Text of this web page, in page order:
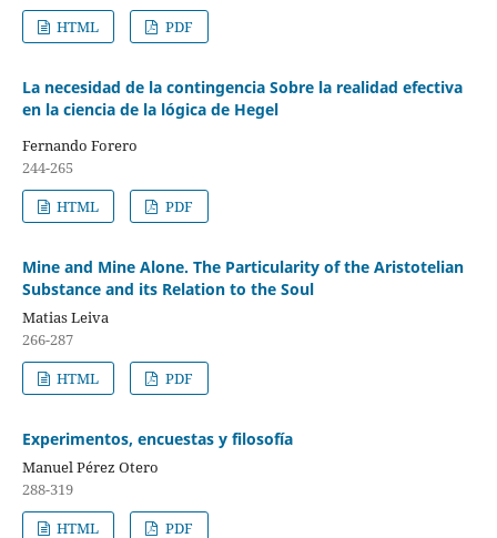
HTML
PDF
La necesidad de la contingencia Sobre la realidad efectiva
en la ciencia de la lógica de Hegel
Fernando Forero
244-265
HTML
PDF
Mine and Mine Alone. The Particularity of the Aristotelian
Substance and its Relation to the Soul
Matias Leiva
266-287
HTML
PDF
Experimentos, encuestas y filosofía
Manuel Pérez Otero
288-319
HTML
PDF